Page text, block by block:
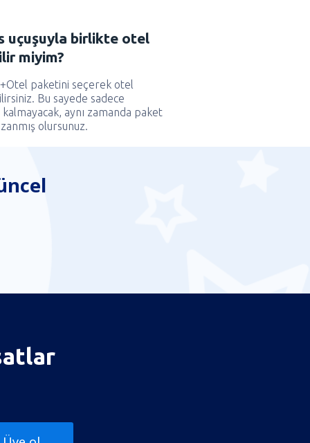
uçuşuyla birlikte otel
miyim?
paketini seçerek otel
Bu sayede sadece
aynı zamanda paket
olursunuz.